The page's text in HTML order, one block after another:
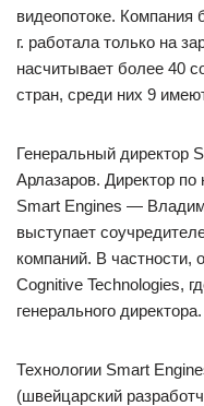
видеопотоке. Компания
г. работала только на
насчитывает более 40
стран, среди них 9
Генеральный директор
Арлазаров. Директор по
Smart Engines —
выступает
компаний. В частности,
Cognitive Technologies,
генерального директора.
Технологии Smart
(швейцарский